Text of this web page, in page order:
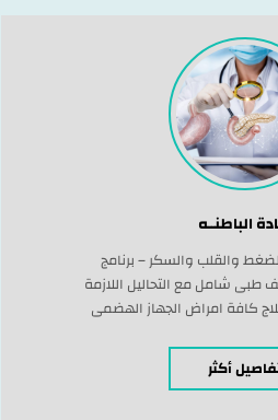
الباطنــه
والقلب والسكر – برنامج
شامل مع التحاليل اللازمة
كافة امراض الجهاز الهضمى
المزمنة) – تخطيط القلب
الخاصة لكافة حالات مرضى
أكثر